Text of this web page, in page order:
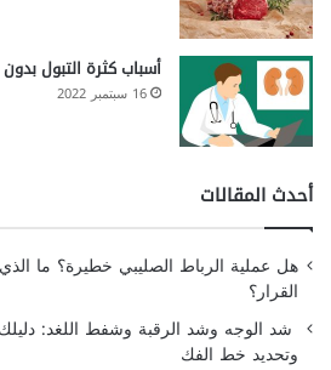
أسباب كثرة التبول
16 سبتمبر 2022
أحدث المقالات
هل عملية الرباط الصليبي خطيرة؟ ما
القرار؟
شد الوجه وشد الرقبة وشفط اللغد:
وتحديد خط الفك